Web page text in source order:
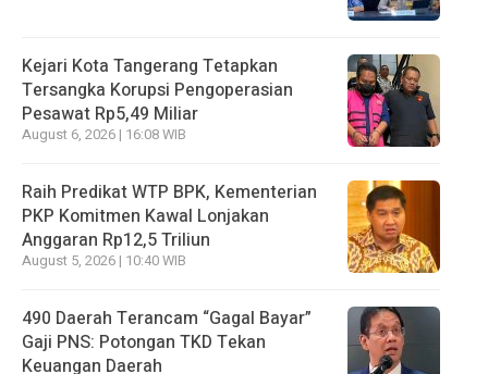
Kejari Kota Tangerang Tetapkan
Tersangka Korupsi Pengoperasian
Pesawat Rp5,49 Miliar
August 6, 2026 | 16:08 WIB
Raih Predikat WTP BPK, Kementerian
PKP Komitmen Kawal Lonjakan
Anggaran Rp12,5 Triliun
August 5, 2026 | 10:40 WIB
490 Daerah Terancam “Gagal Bayar”
Gaji PNS: Potongan TKD Tekan
Keuangan Daerah